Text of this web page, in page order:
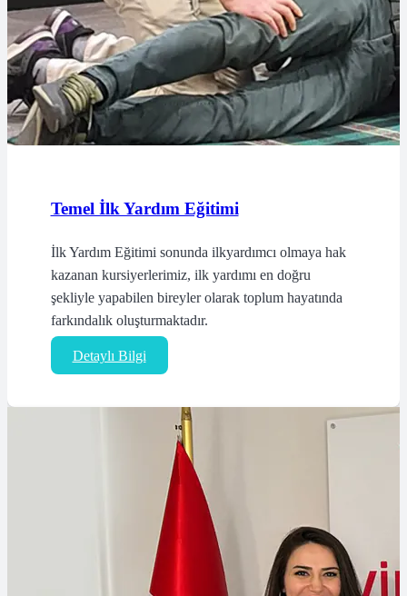
Temel İlk Yardım Eğitimi
İlk Yardım Eğitimi sonunda ilkyardımcı olmaya hak
kazanan kursiyerlerimiz, ilk yardımı en doğru
şekliyle yapabilen bireyler olarak toplum hayatında
farkındalık oluşturmaktadır.
Detaylı Bilgi